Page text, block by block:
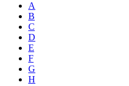
A
B
C
D
E
F
G
H